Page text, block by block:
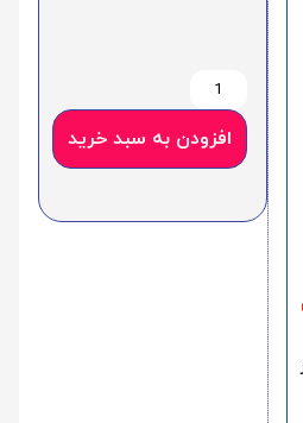
افزودن به سبد خرید